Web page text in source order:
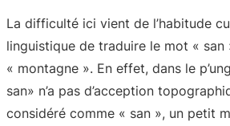
La difficulté ici vient de l’habitude
linguistique de traduire le mot « san
« montagne ». En effet, dans le
san» n’a pas d’acception
considéré comme « san », un petit